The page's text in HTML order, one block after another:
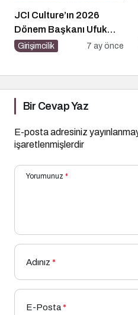
JCI Culture’ın 2026
Dönem Başkanı Ufuk
Can Ay Oldu
Girişimcilik 7 ay önce
Bir Cevap Yaz
E-posta adresiniz
işaretlenmişlerdir
Yorumunuz *
Adınız *
E-Posta*